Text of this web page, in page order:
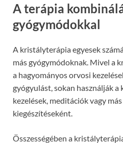
A terápia
gyógymódokkal
A kristályterápia egyesek
más gyógymódoknak. Mivel a
a hagyományos orvosi
gyógyulást, sokan használják
kezelések, meditációk vagy
kiegészítéseként.
Összességében a